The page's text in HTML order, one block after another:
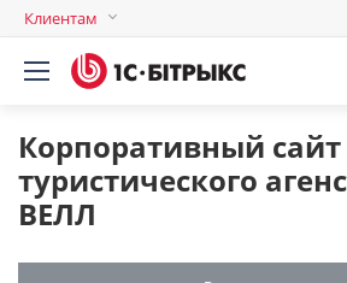
Клиентам
Логин
Корпоративный сайт
туристического
ВЕЛЛ